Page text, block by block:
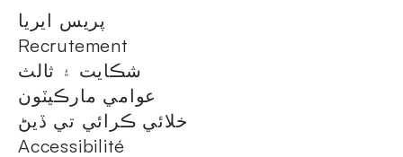
پريس ايريا
Recrutement
شڪايت ۽ ثالث
عوامي مارڪيٽون
خلائي ڪرائي تي ڏيڻ
Accessibilité